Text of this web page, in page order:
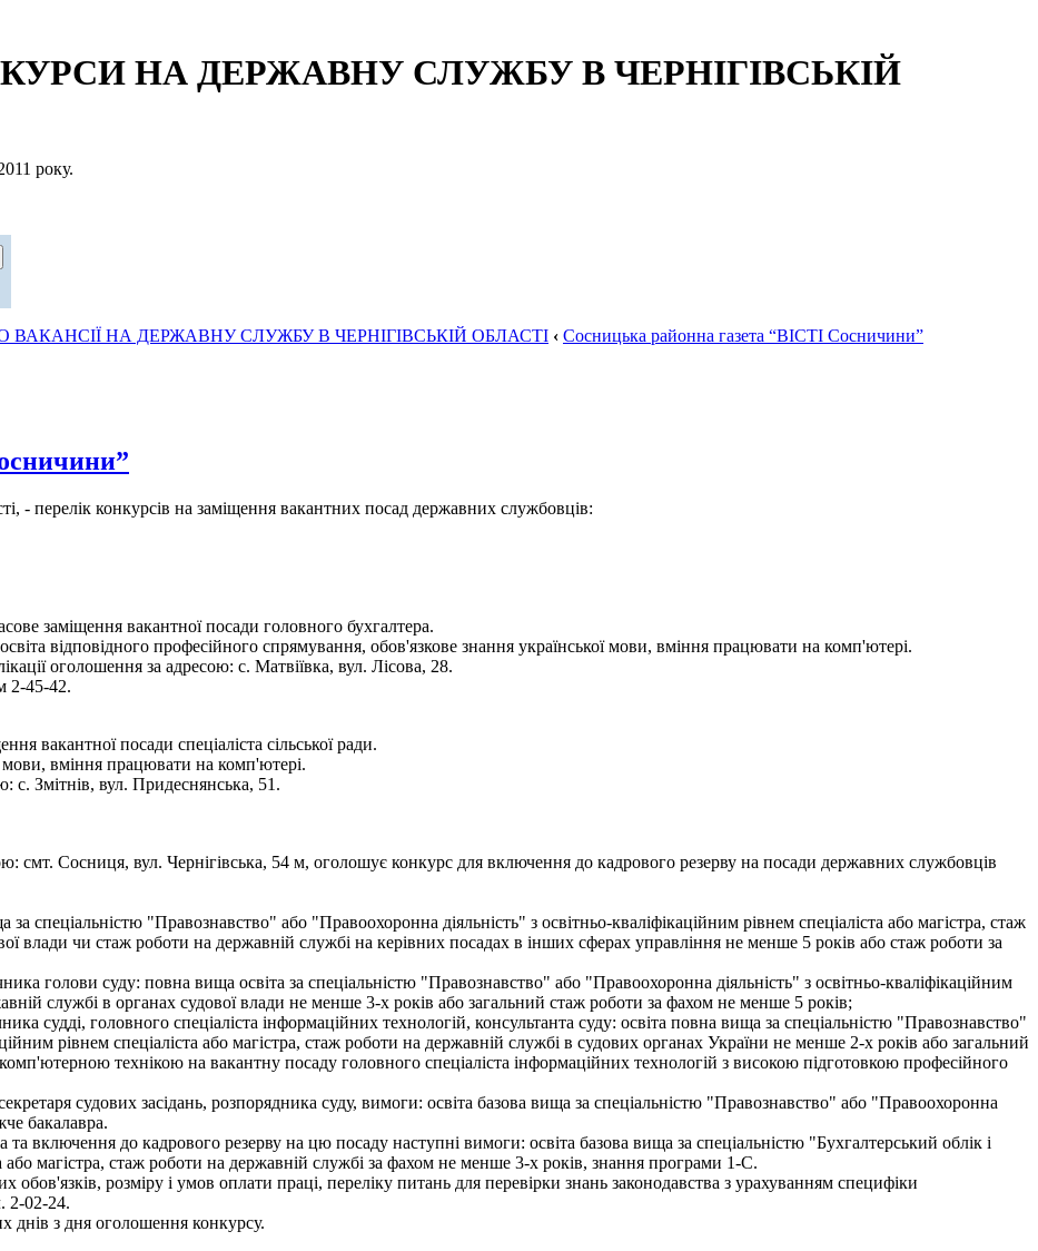
НА ДЕРЖАВНУ СЛУЖБУ В ЧЕРНІГІВСЬКІЙ
року.
НА ДЕРЖАВНУ СЛУЖБУ В ЧЕРНІГІВСЬКІЙ ОБЛАСТІ ‹ Сосницька районна газета “ВІСТІ Сосничини”
- перелік конкурсів на заміщення вакантних посад державних службовців:
заміщення вакантної посади головного бухгалтера.
відповідного професійного спрямування, обов'язкове знання української мови, вміння працювати на комп'ютері.
оголошення за адресою: с. Матвіївка, вул. Лісова, 28.
2-45-42.
вакантної посади спеціаліста сільської ради.
мови, вміння працювати на комп'ютері.
Змітнів, вул. Придеснянська, 51.
смт. Сосниця, вул. Чернігівська, 54 м, оголошує конкурс для включення до кадрового резерву на посади державних службовців
спеціальністю "Правознавство" або "Правоохоронна діяльність" з освітньо-кваліфікаційним рівнем спеціаліста або магістра, стаж
влади чи стаж роботи на державній службі на керівних посадах в інших сферах управління не менше 5 років або стаж роботи за
голови суду: повна вища освіта за спеціальністю "Правознавство" або "Правоохоронна діяльність" з освітньо-кваліфікаційним
службі в органах судової влади не менше 3-х років або загальний стаж роботи за фахом не менше 5 років;
судді, головного спеціаліста інформаційних технологій, консультанта суду: освіта повна вища за спеціальністю "Правознавство"
рівнем спеціаліста або магістра, стаж роботи на державній службі в судових органах України не менше 2-х років або загальний
технікою на вакантну посаду головного спеціаліста інформаційних технологій з високою підготовкою професійного
судових засідань, розпорядника суду, вимоги: освіта базова вища за спеціальністю "Правознавство" або "Правоохоронна
бакалавра.
включення до кадрового резерву на цю посаду наступні вимоги: освіта базова вища за спеціальністю "Бухгалтерський облік і
або магістра, стаж роботи на державній службі за фахом не менше 3-х років, знання програми 1-С.
розміру і умов оплати праці, переліку питань для перевірки знань законодавства з урахуванням специфіки
2-02-24.
днів з дня оголошення конкурсу.